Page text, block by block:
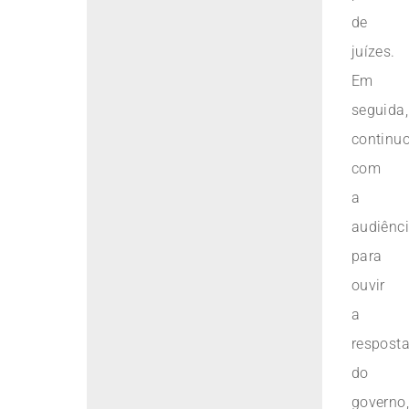
de
juízes.
Em
seguida,
com
a
para
ouvir
a
resposta
do
governo,